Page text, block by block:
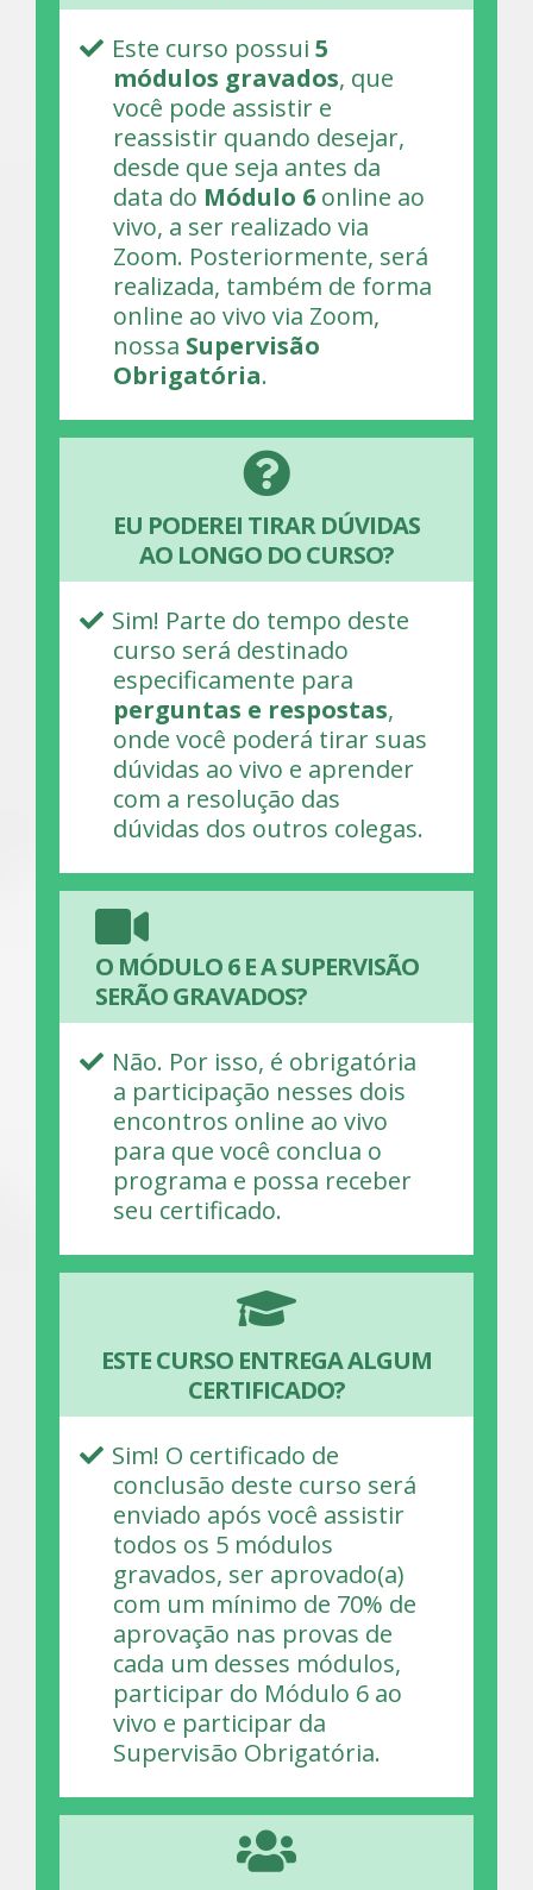
Este curso possui 5
módulos gravados, que
você pode assistir e
reassistir quando desejar,
desde que seja antes da
data do Módulo 6 online ao
vivo, a ser realizado via
Zoom. Posteriormente, será
realizada, também de forma
online ao vivo via Zoom,
nossa Supervisão
Obrigatória.
EU PODEREI TIRAR DÚVIDAS
AO LONGO DO CURSO?
Sim! Parte do tempo deste
curso será destinado
especificamente para
perguntas e respostas,
onde você poderá tirar suas
dúvidas ao vivo e aprender
com a resolução das
dúvidas dos outros colegas.
O MÓDULO 6 E A SUPERVISÃO
SERÃO GRAVADOS?
Não. Por isso, é obrigatória
a participação nesses dois
encontros online ao vivo
para que você conclua o
programa e possa receber
seu certificado.
ESTE CURSO ENTREGA ALGUM
CERTIFICADO?
Sim! O certificado de
conclusão deste curso será
enviado após você assistir
todos os 5 módulos
gravados, ser aprovado(a)
com um mínimo de 70% de
aprovação nas provas de
cada um desses módulos,
participar do Módulo 6 ao
vivo e participar da
Supervisão Obrigatória.